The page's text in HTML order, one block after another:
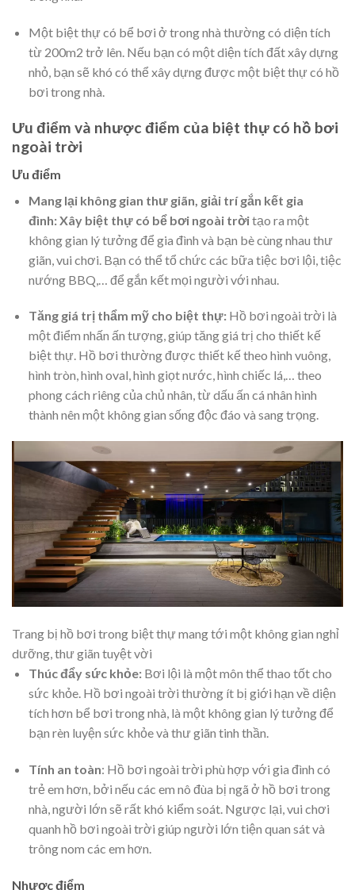
Một biệt thự có bể bơi ở trong nhà thường có diện tích
từ 200m2 trở lên. Nếu bạn có một diện tích đất xây dựng
nhỏ, bạn sẽ khó có thể xây dựng được một biệt thự có hồ
bơi trong nhà.
Ưu điểm và nhược điểm của biệt thự có hồ bơi
ngoài trời
Ưu điểm
Mang lại không gian thư giãn, giải trí gắn kết gia
đình:Xây biệt thự có bể bơi ngoài trờitạo ra một
không gian lý tưởng để gia đình và bạn bè cùng nhau thư
giãn, vui chơi. Bạn có thể tổ chức các bữa tiệc bơi lội, tiệc
nướng BBQ,… để gắn kết mọi người với nhau.
Tăng giá trị thẩm mỹ cho biệt thự:Hồ bơi ngoài trời là
một điểm nhấn ấn tượng, giúp tăng giá trị cho thiết kế
biệt thự. Hồ bơi thường được thiết kế theo hình vuông,
hình tròn, hình oval, hình giọt nước, hình chiếc lá,… theo
phong cách riêng của chủ nhân, từ dấu ấn cá nhân hình
thành nên một không gian sống độc đáo và sang trọng.
Trang bị hồ bơi trong biệt thự mang tới một không gian nghỉ
dưỡng, thư giãn tuyệt vời
Thúc đẩy sức khỏe:Bơi lội là một môn thể thao tốt cho
sức khỏe. Hồ bơi ngoài trời thường ít bị giới hạn về diện
tích hơn bể bơi trong nhà, là một không gian lý tưởng để
bạn rèn luyện sức khỏe và thư giãn tinh thần.
Tính an toàn: Hồ bơi ngoài trời phù hợp với gia đình có
trẻ em hơn, bởi nếu các em nô đùa bị ngã ở hồ bơi trong
nhà, người lớn sẽ rất khó kiểm soát. Ngược lại, vui chơi
quanh hồ bơi ngoài trời giúp người lớn tiện quan sát và
trông nom các em hơn.
Nhược điểm